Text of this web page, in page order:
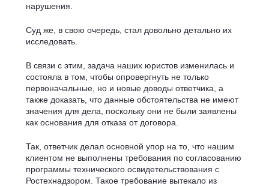
нарушения.
Суд же, в свою очередь, стал довольно детально их
исследовать.
В связи с этим, задача наших юристов изменилась и
состояла в том, чтобы опровергнуть не только
первоначальные, но и новые доводы ответчика, а
также доказать, что данные обстоятельства не имеют
значения для дела, поскольку они не были заявлены
как основания для отказа от договора.
Так, ответчик делал основной упор на то, что нашим
клиентом не выполнены требования по согласованию
программы технического освидетельствования с
Ростехнадзором. Такое требование вытекало из